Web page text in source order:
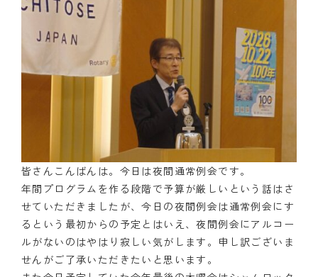
皆さんこんばんは。今日は夜間通常例会です。
年間プログラムを作る段階で予算が厳しいという話はさ
せていただきましたが、今日の夜間例会は通常例会にす
るという最初からの予定とはいえ、夜間例会にアルコー
ルがないのはやはり寂しい気がします。申し訳ございま
せんがご了承いただきたいと思います。